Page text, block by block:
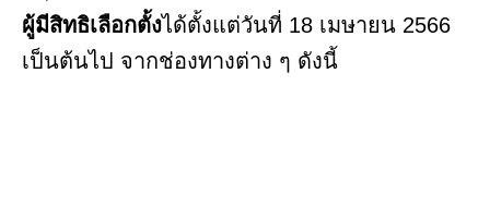
ผู้มีสิทธิเลือกตั้งได้ตั้งแต่วันที่ 18 เมษายน 2566
เป็นต้นไป จากช่องทางต่าง ๆ ดังนี้